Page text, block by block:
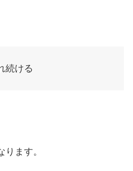
続ける
ます。